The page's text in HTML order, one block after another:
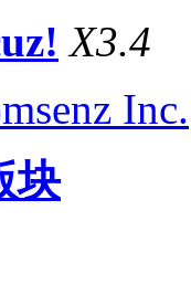
X3.4
Inc.
块